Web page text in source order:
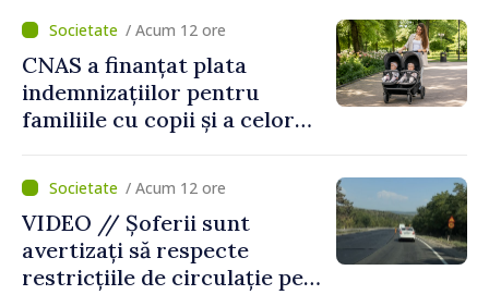
despre parcursul european
al Republicii Moldova.
/ Acum 12 ore
CNAS a finanțat plata
indemnizațiilor pentru
familiile cu copii și a celor
temporară de muncă
/ Acum 12 ore
VIDEO // Șoferii sunt
avertizați să respecte
restricțiile de circulație pe